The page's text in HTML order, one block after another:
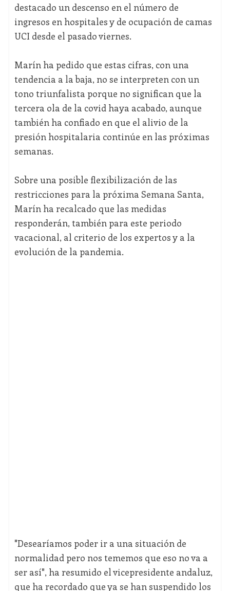
destacado un descenso en el número de
ingresos en hospitales y de ocupación de camas
UCI desde el pasado viernes.
Marín ha pedido que estas cifras, con una
tendencia a la baja, no se interpreten con un
tono triunfalista porque no significan que la
tercera ola de la covid haya acabado, aunque
también ha confiado en que el alivio de la
presión hospitalaria continúe en las próximas
semanas.
Sobre una posible flexibilización de las
restricciones para la próxima Semana Santa,
Marín ha recalcado que las medidas
responderán, también para este periodo
vacacional, al criterio de los expertos y a la
evolución de la pandemia.
"Desearíamos poder ir a una situación de
normalidad pero nos tememos que eso no va a
ser así", ha resumido el vicepresidente andaluz,
que ha recordado que ya se han suspendido los